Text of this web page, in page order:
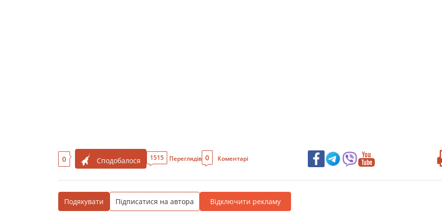
0 Сподобалося 1515 Переглядів 0 Коментарі
Подякувати Підписатися на автора Відключити рекламу